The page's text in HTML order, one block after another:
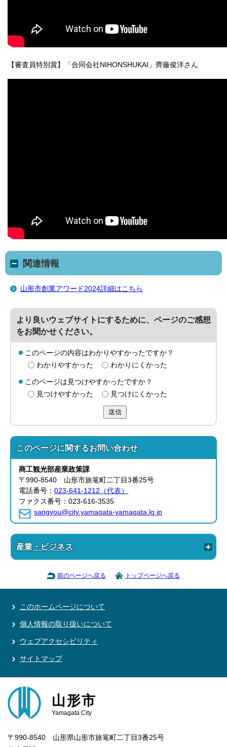
【審査員特別賞】「合同会社NIHONSHUKAI」齊藤俊洋さん
関連情報
山形市創業アワード2024詳細はこちら
より良いウェブサイトにするために、ページのご感想
をお聞かせください。
このページの内容はわかりやすかったですか？
わかりやすかった
わかりにくかった
このページは見つけやすかったですか？
見つけやすかった
見つけにくかった
送信
このページに関するお問い合わせ
商工観光部産業政策課
〒990-8540 山形市旅篭町二丁目3番25号
電話番号：023-641-1212（代表）
ファクス番号：023-616-3535
sangyou@city.yamagata-yamagata.lg.jp
産業・ビジネス
前のページへ戻る トップページへ戻る
このホームページについて
個人情報の取り扱いについて
ウェブアクセシビリティ
サイトマップ
山形市
Yamagata City
〒990-8540 山形県山形市旅篭町二丁目3番25号